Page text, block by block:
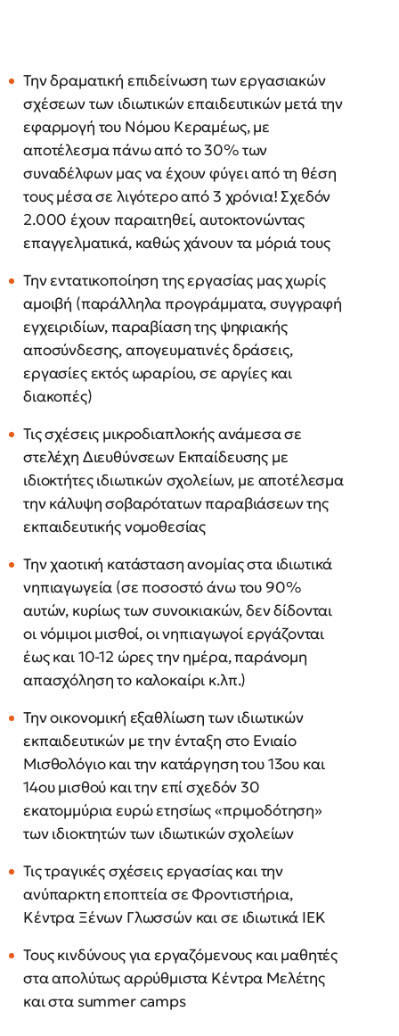
Την δραματική επιδείνωση των εργασιακών
σχέσεων των ιδιωτικών επαιδευτικών μετά την
εφαρμογή του Νόμου Κεραμέως, με
αποτέλεσμα πάνω από το 30% των
συναδέλφων μας να έχουν φύγει από τη θέση
τους μέσα σε λιγότερο από 3 χρόνια! Σχεδόν
2.000 έχουν παραιτηθεί, αυτοκτονώντας
επαγγελματικά, καθώς χάνουν τα μόριά τους
Την εντατικοποίηση της εργασίας μας χωρίς
αμοιβή (παράλληλα προγράμματα, συγγραφή
εγχειριδίων, παραβίαση της ψηφιακής
αποσύνδεσης, απογευματινές δράσεις,
εργασίες εκτός ωραρίου, σε αργίες και
διακοπές)
Τις σχέσεις μικροδιαπλοκής ανάμεσα σε
στελέχη Διευθύνσεων Εκπαίδευσης με
ιδιοκτήτες ιδιωτικών σχολείων, με αποτέλεσμα
την κάλυψη σοβαρότατων παραβιάσεων της
εκπαιδευτικής νομοθεσίας
Την χαοτική κατάσταση ανομίας στα ιδιωτικά
νηπιαγωγεία (σε ποσοστό άνω του 90%
αυτών, κυρίως των συνοικιακών, δεν δίδονται
οι νόμιμοι μισθοί, οι νηπιαγωγοί εργάζονται
έως και 10-12 ώρες την ημέρα, παράνομη
απασχόληση το καλοκαίρι κ.λπ.)
Την οικονομική εξαθλίωση των ιδιωτικών
εκπαιδευτικών με την ένταξη στο Ενιαίο
Μισθολόγιο και την κατάργηση του 13ου και
14ου μισθού και την επί σχεδόν 30
εκατομμύρια ευρώ ετησίως «πριμοδότηση»
των ιδιοκτητών των ιδιωτικών σχολείων
Τις τραγικές σχέσεις εργασίας και την
ανύπαρκτη εποπτεία σε Φροντιστήρια,
Κέντρα Ξένων Γλωσσών και σε ιδιωτικά ΙΕΚ
Τους κινδύνους για εργαζόμενους και μαθητές
στα απολύτως αρρύθμιστα Κέντρα Μελέτης
και στα summer camps